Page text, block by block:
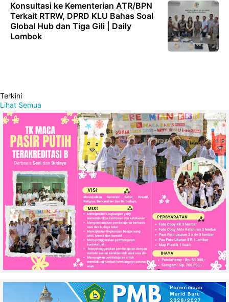
Konsultasi ke Kementerian ATR/BPN
Terkait RTRW, DPRD KLU Bahas Soal
Global Hub dan Tiga Gili | Daily
Lombok
Terkini
Lihat Semua